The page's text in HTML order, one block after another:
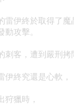
雷伊終於取得了魔
動攻擊。
客，遭到嚴刑拷
伊終究還是心軟，
狩獵時，